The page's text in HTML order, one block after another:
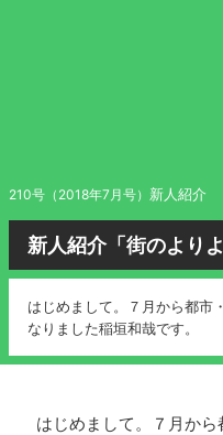
210号（2018年7月号） 新人紹介
新人紹介「街のより
はじめまして。７月から都市
なりました稲垣和哉です。
はじめまして。７月から